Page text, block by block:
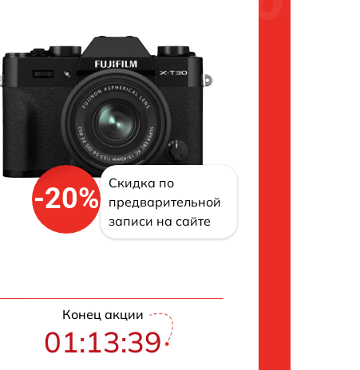
-20%
Скидка по
предварительной
записи на сайте
Конец акции
01:13:38